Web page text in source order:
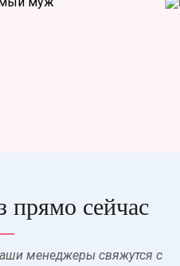
прямо сейчас
менеджеры свяжутся с